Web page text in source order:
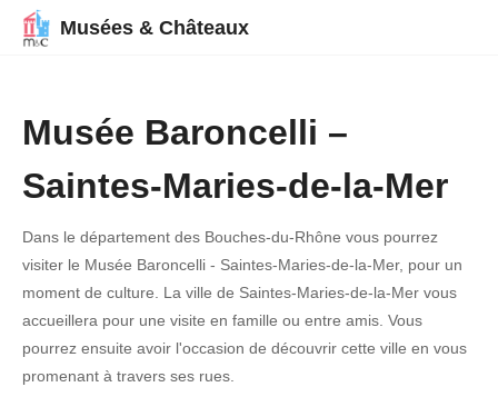
Musées & Châteaux
Musée Baroncelli –
Saintes-Maries-de-la-Mer
Dans le département des Bouches-du-Rhône vous pourrez
visiter le Musée Baroncelli - Saintes-Maries-de-la-Mer, pour un
moment de culture. La ville de Saintes-Maries-de-la-Mer vous
accueillera pour une visite en famille ou entre amis. Vous
pourrez ensuite avoir l'occasion de découvrir cette ville en vous
promenant à travers ses rues.